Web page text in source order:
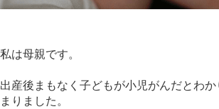
私は母親です。
出産後まもなく子どもが小児がんだとわ
まりました。